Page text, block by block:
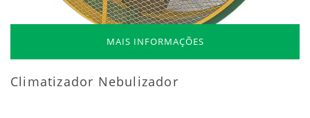
MAIS INFORMAÇÕES
Climatizador Nebulizador